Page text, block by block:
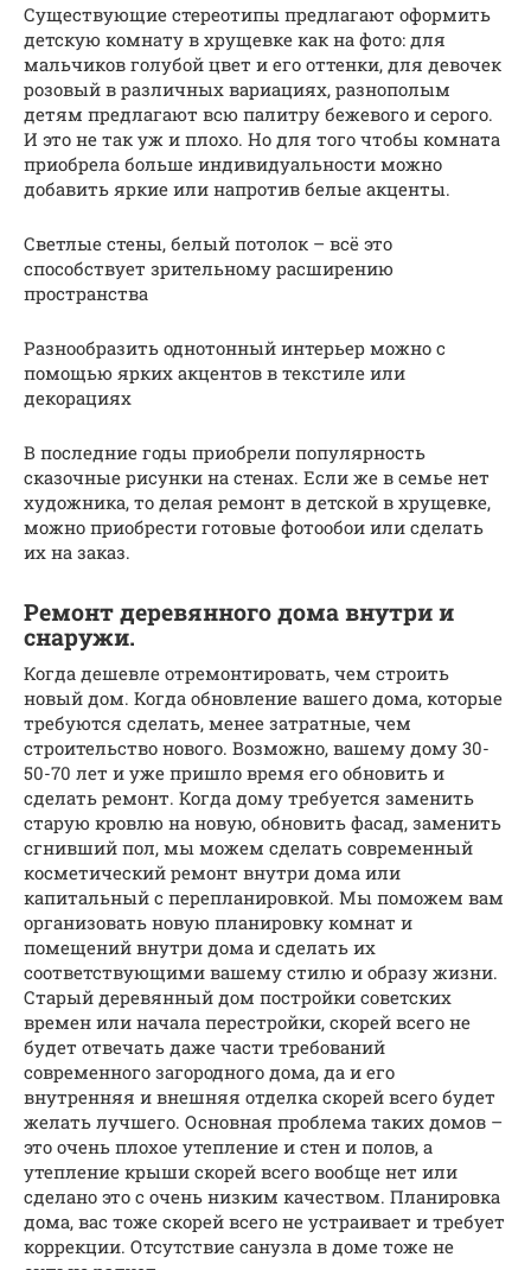
Существующие стереотипы предлагают оформить
детскую комнату в хрущевке как на фото: для
мальчиков голубой цвет и его оттенки, для девочек
розовый в различных вариациях, разнополым
детям предлагают всю палитру бежевого и серого.
И это не так уж и плохо. Но для того чтобы комната
приобрела больше индивидуальности можно
добавить яркие или напротив белые акценты.
Светлые стены, белый потолок – всё это
способствует зрительному расширению
пространства
Разнообразить однотонный интерьер можно с
помощью ярких акцентов в текстиле или
декорациях
В последние годы приобрели популярность
сказочные рисунки на стенах. Если же в семье нет
художника, то делая ремонт в детской в хрущевке,
можно приобрести готовые фотообои или сделать
их на заказ.
Ремонт деревянного дома внутри и
снаружи.
Когда дешевле отремонтировать, чем строить
новый дом. Когда обновление вашего дома, которые
требуются сделать, менее затратные, чем
строительство нового. Возможно, вашему дому 30-
50-70 лет и уже пришло время его обновить и
сделать ремонт. Когда дому требуется заменить
старую кровлю на новую, обновить фасад, заменить
сгнивший пол, мы можем сделать современный
косметический ремонт внутри дома или
капитальный с перепланировкой. Мы поможем вам
организовать новую планировку комнат и
помещений внутри дома и сделать их
соответствующими вашему стилю и образу жизни.
Старый деревянный дом постройки советских
времен или начала перестройки, скорей всего не
будет отвечать даже части требований
современного загородного дома, да и его
внутренняя и внешняя отделка скорей всего будет
желать лучшего. Основная проблема таких домов –
это очень плохое утепление и стен и полов, а
утепление крыши скорей всего вообще нет или
сделано это с очень низким качеством. Планировка
дома, вас тоже скорей всего не устраивает и требует
коррекции. Отсутствие санузла в доме тоже не